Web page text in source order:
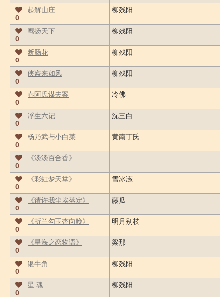
0
起解山庄 柳残阳
0
鹰扬天下 柳残阳
0
断肠花 柳残阳
0
侠盗来如风 柳残阳
0
春阿氏谋夫案 冷佛
0
浮生六记 沈三白
0
杨乃武与小白菜 黄南丁氏
0
《淡淡百合香》
0
《彩虹梦天堂》 雪冰潆
0
《请许我尘埃落定》 藤瓜
0
《折兰勾玉杏向晚》 明月别枝
0
《星海之恋物语》 梁那
0
银牛角 柳残阳
0
星 魂 柳残阳